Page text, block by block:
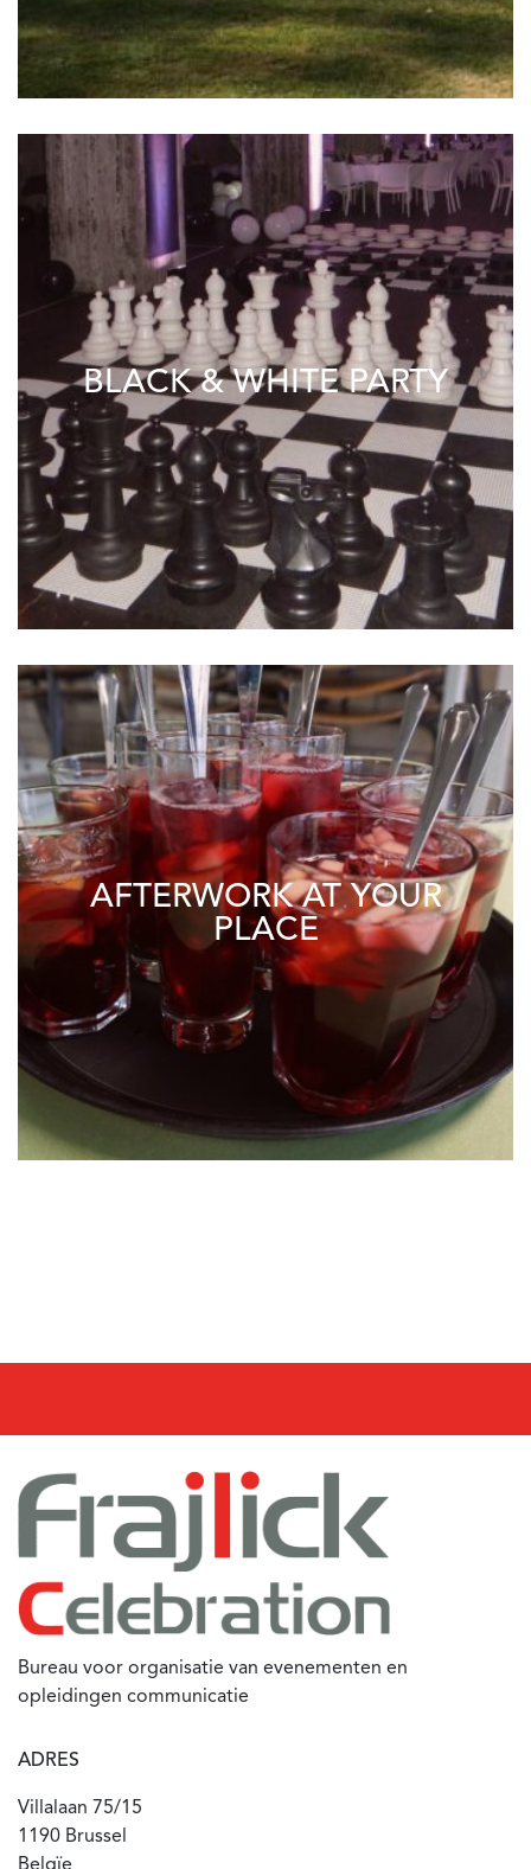
BLACK & WHITE PARTY
AFTERWORK AT YOUR
PLACE
Bureau voor organisatie van evenementen en
opleidingen communicatie
ADRES
Villalaan 75/15
1190 Brussel